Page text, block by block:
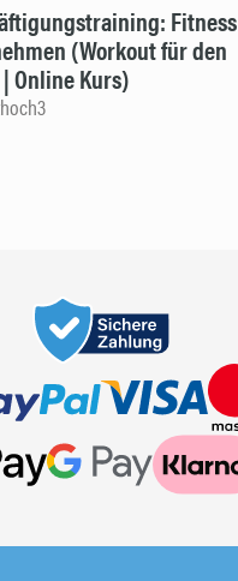
Fitness
(Workout für den
Online Kurs)